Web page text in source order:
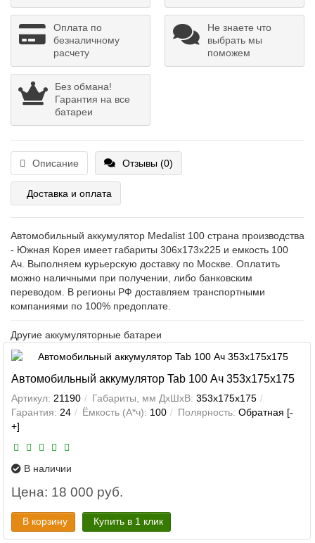
Оплата по
безналичному
расчету
Не знаете что
выбрать мы
поможем
Без обмана!
Гарантия на все
батареи
Описание Отзывы (0)
Доставка и оплата
Автомобильный аккумулятор Medalist 100 страна производства
- Южная Корея имеет габариты 306x173x225 и емкость 100
Ач. Выполняем курьерскую доставку по Москве. Оплатить
можно наличными при получении, либо банковским
переводом. В регионы РФ доставляем транспортными
компаниями по 100% предоплате.
Другие аккумуляторные батареи
Автомобильный аккумулятор Tab 100 Ач 353x175x175
Артикул: 21190 Габариты, мм ДхШхВ: 353x175x175
Гарантия: 24 Ёмкость (А*ч): 100 Полярность: Обратная [-
+]
В наличии
Цена: 18 000 руб.
В корзину Купить в 1 клик